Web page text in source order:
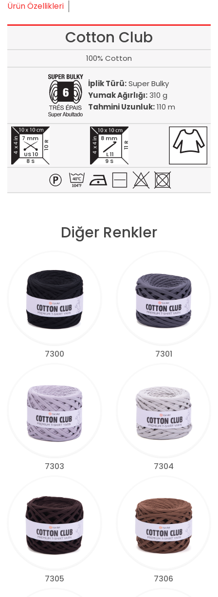
Ürün Özellikleri
Cotton Club
100% Cotton
İplik Türü:Super Bulky
Yumak Ağırlığı:310 g
Tahmini Uzunluk:110 m
8 S
10 R
7 mm
US 10
9 S
11 R
8 mm
L 11
Diğer Renkler
7300 7301
7303 7304
7305 7306